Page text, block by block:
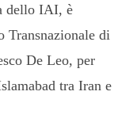
dello IAI, è
Transnazionale di
De Leo, per
tra Iran e